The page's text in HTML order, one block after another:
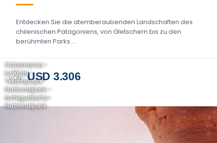
Entdecken Sie die atemberaubenden Landschaften des
chilenischen Patagoniens, von Gletschern bis zu den
berühmten Parks....
VON USD 3.306
Catamarca -
La Rioja -
Talampaya-
Nationalpark -
Ischigualasto-
Nationalpark